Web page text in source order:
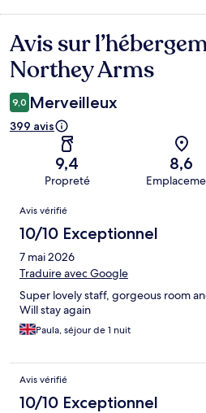
Avis
Avis sur
Northey Arms
9,0 Merveilleux
399 avis
9,4
Propreté
8,6
Avis
Avis vérifié
10/10 Exceptionnel
7 mai 2026
Traduire avec Google
Super lovely staff, gorgeous room
Will stay again
Paula, séjour de 1 nuit
Avis vérifié
10/10 Exceptionnel